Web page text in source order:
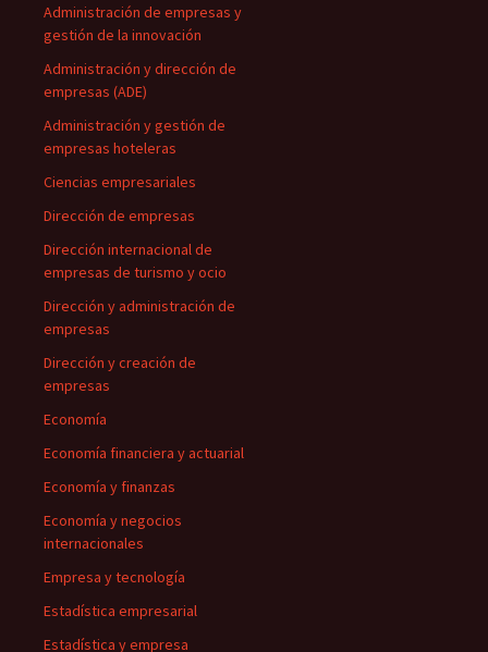
Administración de empresas y
gestión de la innovación
Administración y dirección de
empresas (ADE)
Administración y gestión de
empresas hoteleras
Ciencias empresariales
Dirección de empresas
Dirección internacional de
empresas de turismo y ocio
Dirección y administración de
empresas
Dirección y creación de
empresas
Economía
Economía financiera y actuarial
Economía y finanzas
Economía y negocios
internacionales
Empresa y tecnología
Estadística empresarial
Estadística y empresa